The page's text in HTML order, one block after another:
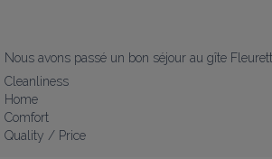
Nous avons passé un bon séjour au gîte
Cleanliness
Home
Comfort
Quality / Price